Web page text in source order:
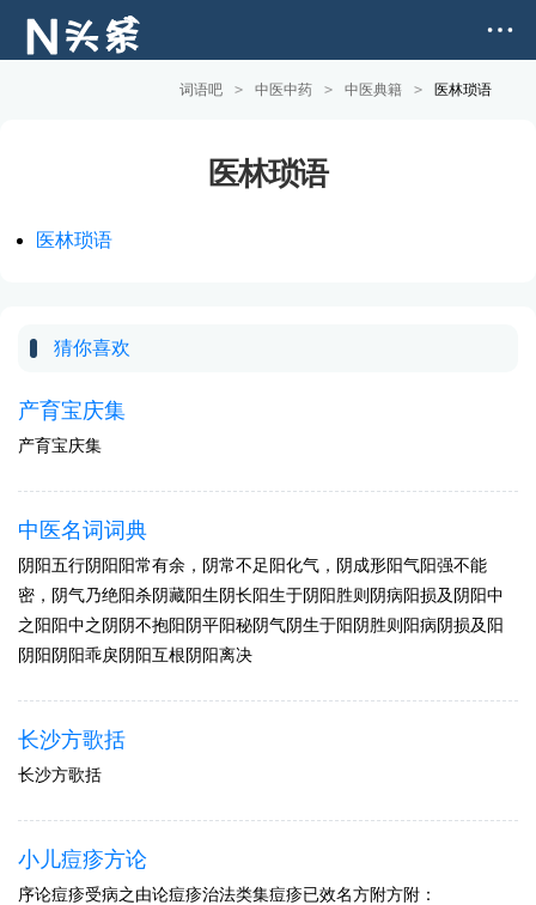
词语吧 > 中医中药 > 中医典籍 > 医林琐语
医林琐语
医林琐语
猜你喜欢
产育宝庆集
产育宝庆集
中医名词词典
阴阳五行阴阳阳常有余，阴常不足阳化气，阴成形阳气阳强不能
密，阴气乃绝阳杀阴藏阳生阴长阳生于阴阳胜则阴病阳损及阴阳中
之阳阳中之阴阴不抱阳阴平阳秘阴气阴生于阳阴胜则阳病阴损及阳
阴阳阴阳乖戾阴阳互根阴阳离决
长沙方歌括
长沙方歌括
小儿痘疹方论
序论痘疹受病之由论痘疹治法类集痘疹已效名方附方附：